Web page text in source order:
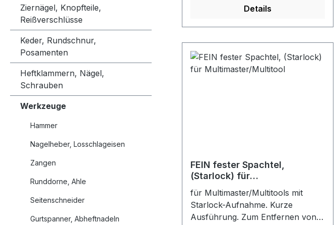
Ziernägel, Knopfteile,
Reißverschlüsse
Keder, Rundschnur,
Posamenten
Heftklammern, Nägel,
Schrauben
Werkzeuge
Hammer
Nagelheber, Losschlageisen
Zangen
Runddorne, Ahle
Seitenschneider
Gurtspanner, Abheftnadeln
Kunststoffmaterialien.
Arbeitsfortschritt. Äußerst robust,
unempfindlich auch gegen im Holz
befindliche Nägel (bis ca. 4 mm
Details
FEIN fester Spachtel,
(Starlock) für
für Multimaster/Multitools mit
Starlock-Aufnahme. Kurze
Ausführung. Zum Entfernen von